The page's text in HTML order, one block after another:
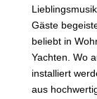
Gäste
beliebt in
Yachten. Wo
installiert
aus